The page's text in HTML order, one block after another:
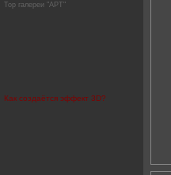
Top галереи "АРТ"
Как создаётся эффект 3D?